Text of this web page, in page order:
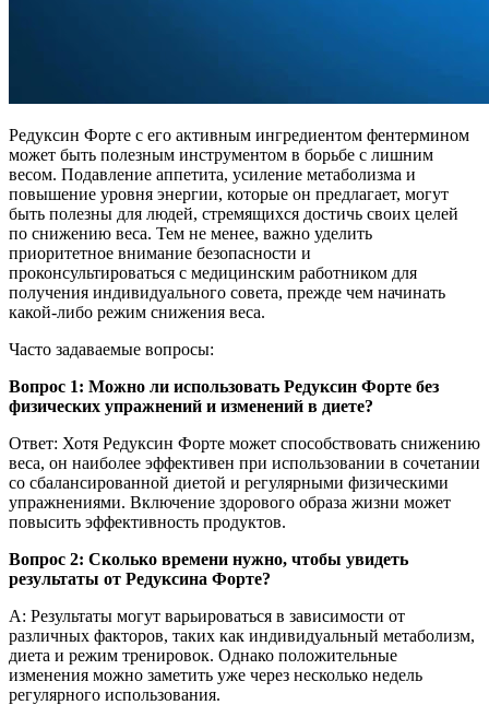
Редуксин Форте с его активным ингредиентом фентермином
может быть полезным инструментом в борьбе с лишним
весом. Подавление аппетита, усиление метаболизма и
повышение уровня энергии, которые он предлагает, могут
быть полезны для людей, стремящихся достичь своих целей
по снижению веса. Тем не менее, важно уделить
приоритетное внимание безопасности и
проконсультироваться с медицинским работником для
получения индивидуального совета, прежде чем начинать
какой-либо режим снижения веса.
Часто задаваемые вопросы:
Вопрос 1: Можно ли использовать Редуксин Форте без
физических упражнений и изменений в диете?
Ответ: Хотя Редуксин Форте может способствовать снижению
веса, он наиболее эффективен при использовании в сочетании
со сбалансированной диетой и регулярными физическими
упражнениями. Включение здорового образа жизни может
повысить эффективность продуктов.
Вопрос 2: Сколько времени нужно, чтобы увидеть
результаты от Редуксина Форте?
A: Результаты могут варьироваться в зависимости от
различных факторов, таких как индивидуальный метаболизм,
диета и режим тренировок. Однако положительные
изменения можно заметить уже через несколько недель
регулярного использования.